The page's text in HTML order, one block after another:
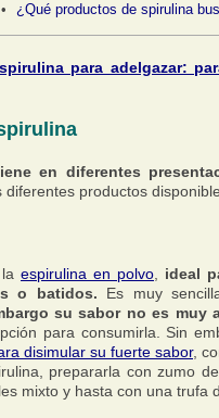
¿Qué productos de spirulina
para adelgazar:
en diferentes
diferentes productos
espirulina en polvo
ideal
o batidos. Es muy
su sabor no es muy
para consumirla. Sin
disimular su fuerte sabor,
prepararla con zumo
mixto y hasta con una trufa